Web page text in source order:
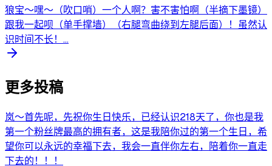
狼宝～嘿～（吹口哨）一个人啊？害不害怕啊（半摘下墨镜）
跟我一起呗（单手撑墙）（右腿弯曲绕到左腿后面）！虽然认
识时间不长！...
更多投稿
岚～首先呢，先祝你生日快乐，已经认识218天了，你也是我
第一个粉丝牌最高的拥有者，这是我陪你过的第一个生日，希
望你可以永远的幸福下去，我会一直伴你左右，陪着你一直走
下去的！！！